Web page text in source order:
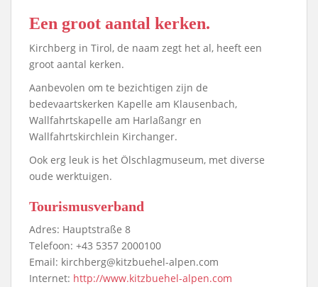
Een groot aantal kerken.
Kirchberg in Tirol, de naam zegt het al, heeft een
groot aantal kerken.
Aanbevolen om te bezichtigen zijn de
bedevaartskerken Kapelle am Klausenbach,
Wallfahrtskapelle am Harlaßangr en
Wallfahrtskirchlein Kirchanger.
Ook erg leuk is het Ölschlagmuseum, met diverse
oude werktuigen.
Tourismusverband
Adres: Hauptstraße 8
Telefoon: +43 5357 2000100
Email: kirchberg@kitzbuehel-alpen.com
Internet: http://www.kitzbuehel-alpen.com